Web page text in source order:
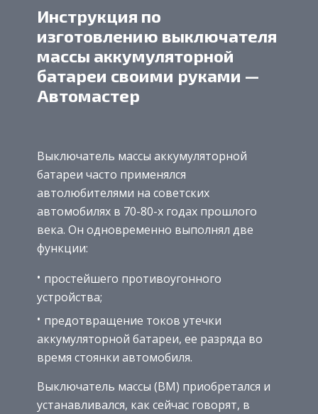
Инструкция по
изготовлению выключателя
массы аккумуляторной
батареи своими руками —
Автомастер
Выключатель массы аккумуляторной
батареи часто применялся
автолюбителями на советских
автомобилях в 70-80-х годах прошлого
века. Он одновременно выполнял две
функции:
простейшего противоугонного
устройства;
предотвращение токов утечки
аккумуляторной батареи, ее разряда во
время стоянки автомобиля.
Выключатель массы (ВМ) приобретался и
устанавливался, как сейчас говорят, в